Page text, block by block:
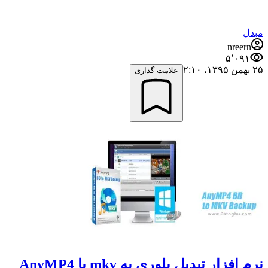
مبدل
nreern
۵٬۰۹۱
۲۵ بهمن ۱۳۹۵،‏ ۲:۱۰
علامت گذاری
نرم افزار تبدیل بلوری به mkv با AnyMP4